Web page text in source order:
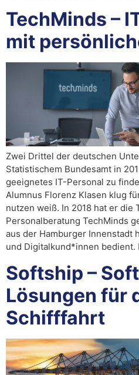
TechMinds –
mit
Zwei Drittel der deutschen
Statistischem Bundesamt in
geeignetes IT-Personal zu
Alumnus Florenz Klasen klug
nutzen weiß. In 2018 hat er die
Personalberatung TechMinds
aus der Hamburger
und Digitalkund*innen
Softship –
Lösungen für
Schifffahrt